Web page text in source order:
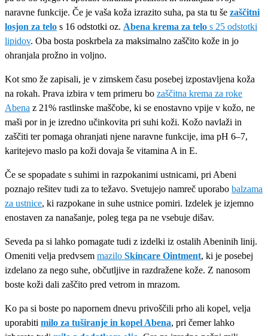
naravne funkcije. Če je vaša koža izrazito suha, pa sta tu še zaščitni
losjon za telo s 16 odstotki oz. Abena krema za telo s 25 odstotki
lipidov. Oba bosta poskrbela za maksimalno zaščito kože in jo
ohranjala prožno in voljno.
Kot smo že zapisali, je v zimskem času posebej izpostavljena koža
na rokah. Prava izbira v tem primeru bo zaščitna krema za roke
Abena z 21% rastlinske maščobe, ki se enostavno vpije v kožo, ne
maši por in je izredno učinkovita pri suhi koži. Kožo navlaži in
zaščiti ter pomaga ohranjati njene naravne funkcije, ima pH 6–7,
karitejevo maslo pa koži dovaja še vitamina A in E.
Če se spopadate s suhimi in razpokanimi ustnicami, pri Abeni
poznajo rešitev tudi za to težavo. Svetujejo namreč uporabo balzama
za ustnice, ki razpokane in suhe ustnice pomiri. Izdelek je izjemno
enostaven za nanašanje, poleg tega pa ne vsebuje dišav.
Seveda pa si lahko pomagate tudi z izdelki iz ostalih Abeninih linij.
Omeniti velja predvsem mazilo Skincare Ointment, ki je posebej
izdelano za nego suhe, občutljive in razdražene kože. Z nanosom
boste koži dali zaščito pred vetrom in mrazom.
Ko pa si boste po napornem dnevu privoščili prho ali kopel, velja
uporabiti milo za tuširanje in kopel Abena, pri čemer lahko